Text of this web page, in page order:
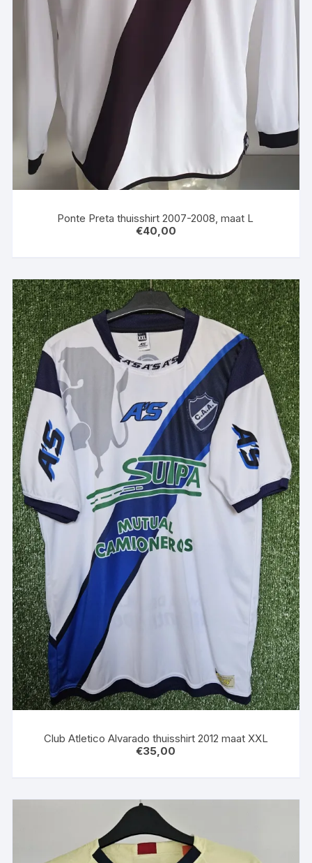
Ponte Preta thuisshirt 2007-2008, maat L
€40,00
Club Atletico Alvarado thuisshirt 2012 maat XXL
€35,00